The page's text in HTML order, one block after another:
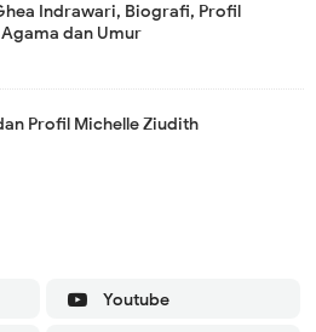
Indrawari, Biografi, Profil
dan Umur
Profil Michelle Ziudith
Youtube